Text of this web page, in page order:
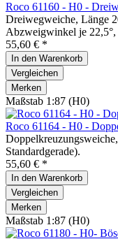
Roco 61160 - H0 -
Dreiwegweiche, Länge
Abzweigwinkel je 22,5°,
55,60 € *
In den Warenkorb
Vergleichen
Merken
Maßstab 1:87 (H0)
Roco 61164 - H0 -
Standardgerade).
55,60 € *
In den Warenkorb
Vergleichen
Merken
Maßstab 1:87 (H0)